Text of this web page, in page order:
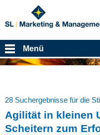
Menü
28 Suchergebnisse für die
Agilität in kleinen
Scheitern zum